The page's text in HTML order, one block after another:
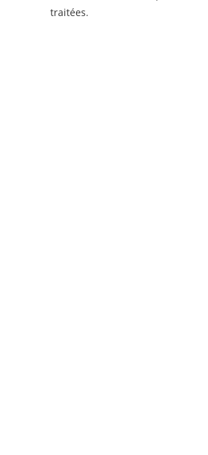
traitées.